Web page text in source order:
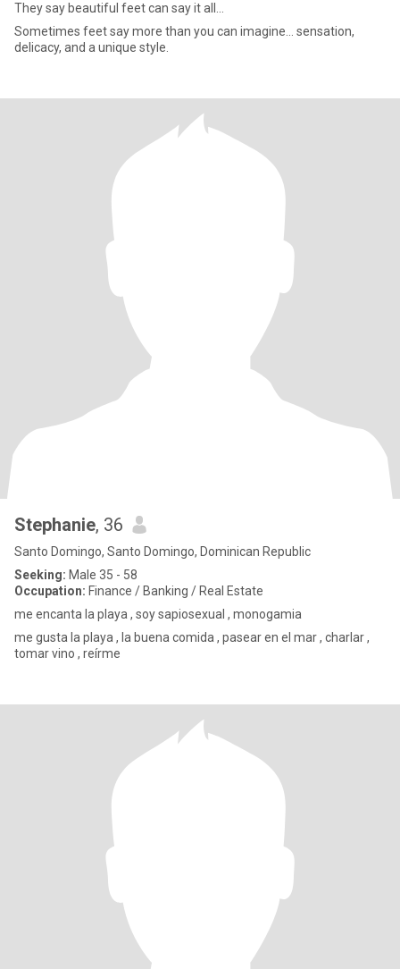
They say beautiful feet can say it all…
Sometimes feet say more than you can imagine… sensation,
delicacy, and a unique style.
Stephanie, 36
Santo Domingo, Santo Domingo, Dominican Republic
Seeking: Male 35 - 58
Occupation: Finance / Banking / Real Estate
me encanta la playa , soy sapiosexual , monogamia
me gusta la playa , la buena comida , pasear en el mar , charlar ,
tomar vino , reírme